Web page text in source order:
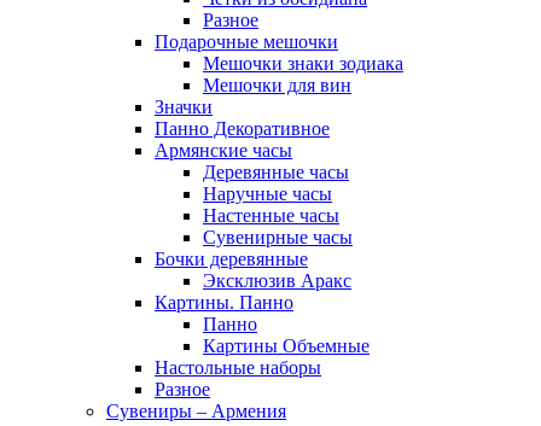
Разное
Подарочные мешочки
Мешочки знаки зодиака
Мешочки для вин
Значки
Панно Декоративное
Армянские часы
Деревянные часы
Наручные часы
Настенные часы
Сувенирные часы
Бочки деревянные
Эксклюзив Аракс
Картины. Панно
Панно
Картины Объемные
Настольные наборы
Разное
Сувениры – Армения